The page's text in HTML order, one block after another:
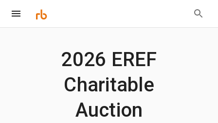
2026 EREF
Charitable
Auction